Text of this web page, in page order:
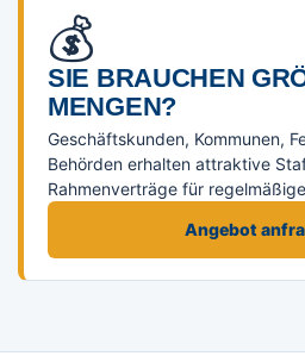
💰
SIE BRAUCHEN
ENGEN?
Geschäftskunden, Kommunen,
Behörden erhalten attraktive
Rahmenverträge für
Angebot